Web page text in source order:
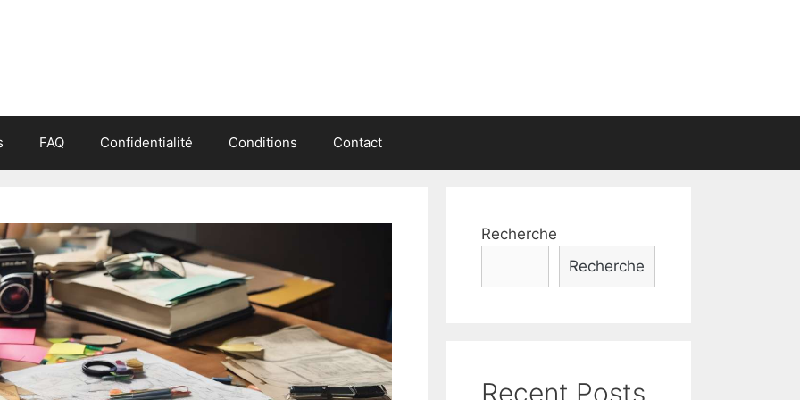
FAQ Confidentialité Conditions Contact
Recherche
Recherche
Recent Posts